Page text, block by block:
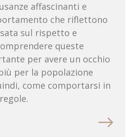
affascinanti e
che riflettono
sul rispetto e
queste
per avere un occhio
per la popolazione
come comportarsi in